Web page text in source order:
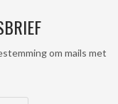
om mails met